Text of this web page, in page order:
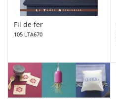
Fil de fer
105 LTA670